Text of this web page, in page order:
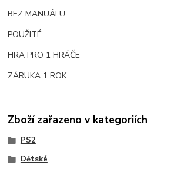
BEZ MANUÁLU
POUŽITÉ
HRA PRO 1 HRÁČE
ZÁRUKA 1 ROK
Zboží zařazeno v kategoriích
PS2
Dětské